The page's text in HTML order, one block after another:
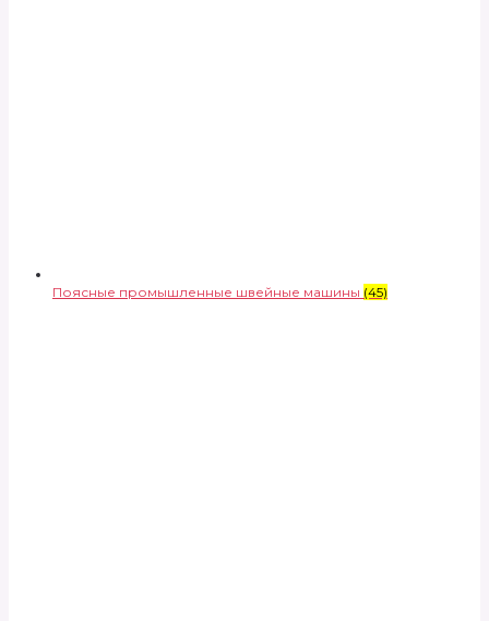
Поясные промышленные швейные машины (45)